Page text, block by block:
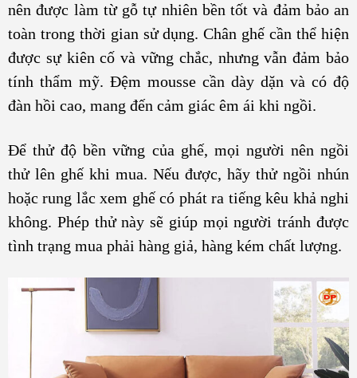
nên được làm từ gỗ tự nhiên bền tốt và đảm bảo an
toàn trong thời gian sử dụng. Chân ghế cần thể hiện
được sự kiên cố và vững chắc, nhưng vẫn đảm bảo
tính thẩm mỹ. Đệm mousse cần dày dặn và có độ
đàn hồi cao, mang đến cảm giác êm ái khi ngồi.
Để thử độ bền vững của ghế, mọi người nên ngồi
thử lên ghế khi mua. Nếu được, hãy thử ngồi nhún
hoặc rung lắc xem ghế có phát ra tiếng kêu khả nghi
không. Phép thử này sẽ giúp mọi người tránh được
tình trạng mua phải hàng giả, hàng kém chất lượng.